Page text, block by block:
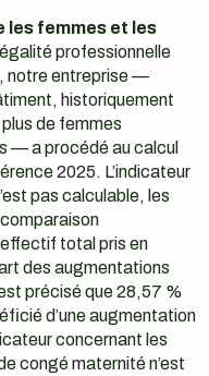
femmes et les
professionnelle
notre entreprise —
historiquement
de femmes
— a procédé au calcul
2025. L’indicateur
pas calculable, les
total pris en
des augmentations
précisé que 28,57 %
d’une augmentation
concernant les
congé maternité n’est